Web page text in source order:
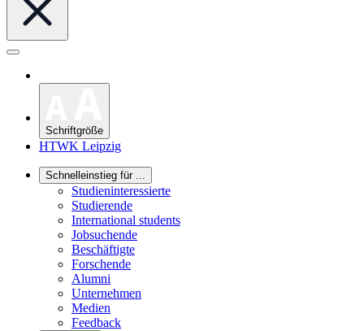
Schriftgröße
HTWK Leipzig
Schnelleinstieg für ...
Studieninteressierte
Studierende
International students
Jobsuchende
Beschäftigte
Forschende
Alumni
Unternehmen
Medien
Feedback